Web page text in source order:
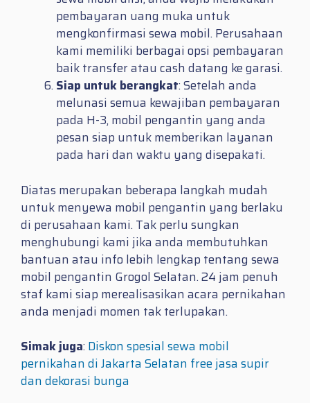
pembayaran uang muka untuk
mengkonfirmasi sewa mobil. Perusahaan
kami memiliki berbagai opsi pembayaran
baik transfer atau cash datang ke garasi.
Siap untuk berangkat: Setelah anda
melunasi semua kewajiban pembayaran
pada H-3, mobil pengantin yang anda
pesan siap untuk memberikan layanan
pada hari dan waktu yang disepakati.
Diatas merupakan beberapa langkah mudah
untuk menyewa mobil pengantin yang berlaku
di perusahaan kami. Tak perlu sungkan
menghubungi kami jika anda membutuhkan
bantuan atau info lebih lengkap tentang sewa
mobil pengantin Grogol Selatan. 24 jam penuh
staf kami siap merealisasikan acara pernikahan
anda menjadi momen tak terlupakan.
Simak juga: Diskon spesial sewa mobil
pernikahan di Jakarta Selatan free jasa supir
dan dekorasi bunga